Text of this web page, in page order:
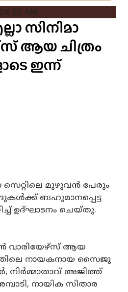
സിനിമാ
ആയ ചിത്രം
ഇന്ന്
മുഴുവൻ പേരും
ബഹുമാനപ്പെട്ട
ഉദ്ഘാടനം ചെയ്തു.
വാരിയേഴ്‌സ് ആയ
നായകനായ സൈജു
നിർമ്മാതാവ് അജിത്ത്
നായിക സിതാര